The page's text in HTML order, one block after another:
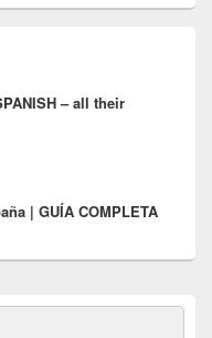
– all their
| GUÍA COMPLETA